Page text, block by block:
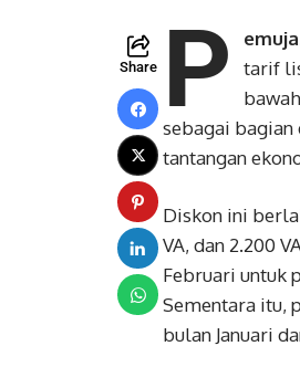
Share P
tarif
sebagai
tantangan
Diskon ini
VA, dan 2.200
Februari untuk
Sementara itu,
bulan Januari